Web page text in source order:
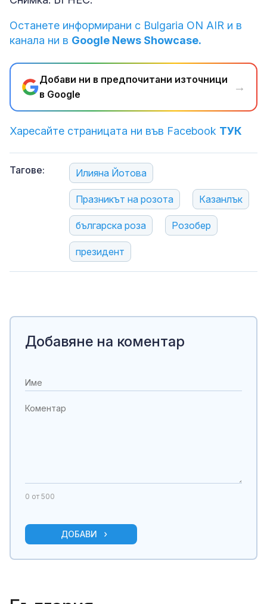
Останете информирани с Bulgaria ON AIR и в
канала ни в Google News Showcase.
Добави ни в предпочитани източници
в Google
→
Харесайте страницата ни във Facebook ТУК
Тагове: Илияна Йотова
Празникът на розота Казанлък
българска роза Розобер
президент
Добавяне на коментар
0 от 500
ДОБАВИ